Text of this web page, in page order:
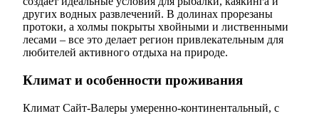
других водных развлечений. В долинах прорезаны
протоки, а холмы покрыты хвойными и лиственными
лесами – все это делает регион привлекательным для
любителей активного отдыха на природе.
Климат и особенности проживания
Климат Сайт-Валеры умеренно-континентальный, с